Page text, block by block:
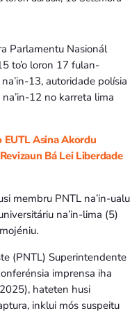
Parlamentu Nasionál
to’o loron 17 fulan-
13, autoridade polísia
12 no karreta lima
EUTL Asina Akordu
Bá Lei Liberdade
membru PNTL na’in-ualu
na’in-lima (5)
(PNTL) Superintendente
imprensa iha
hateten husi
inklui mós suspeitu